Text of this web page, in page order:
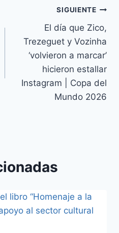
SIGUIENTE
El día que Zico,
Trezeguet y Vozinha
‘volvieron a marcar’
hicieron estallar
Instagram | Copa del
Mundo 2026